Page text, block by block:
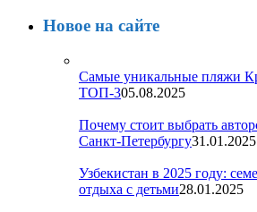
Новое на сайте
Самые уникальные пляжи
ТОП-305.08.2025
Почему стоит выбрать
Санкт-Петербургу31.01.2025
Узбекистан в 2025 году:
отдыха с детьми28.01.2025